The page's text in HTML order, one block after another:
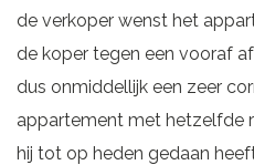
de verkoper wenst het
de koper tegen een vooraf
dus onmiddellijk een zeer
appartement met hetzelfde
hij tot op heden gedaan